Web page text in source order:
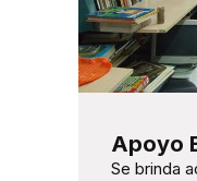
Apoyo
Se brinda